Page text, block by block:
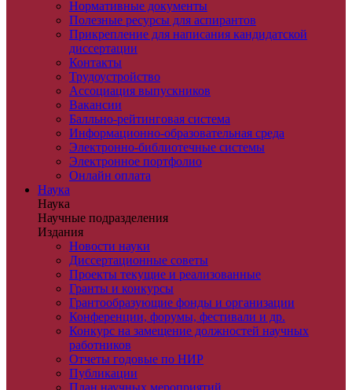
Нормативные документы
Полезные ресурсы для аспирантов
Прикрепление для написания кандидатской
диссертации
Контакты
Трудоустройство
Ассоциация выпускников
Вакансии
Балльно-рейтинговая система
Информационно-образовательная среда
Электронно-библиотечные системы
Электронное портфолио
Онлайн оплата
Наука
Наука
Научные подразделения
Издания
Новости науки
Диссертационные советы
Проекты текущие и реализованные
Гранты и конкурсы
Грантообразующие фонды и организации
Конференции, форумы, фестивали и др.
Конкурс на замещение должностей научных
работников
Отчеты годовые по НИР
Публикации
План научныx мероприятий